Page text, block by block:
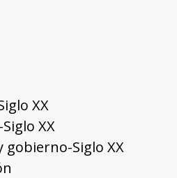
XX
XX
gobierno-Siglo XX